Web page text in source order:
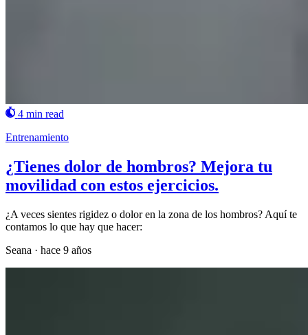
4 min read
Entrenamiento
¿Tienes dolor de hombros? Mejora tu
movilidad con estos ejercicios.
¿A veces sientes rigidez o dolor en la zona de los hombros? Aquí te
contamos lo que hay que hacer:
Seana · hace 9 años